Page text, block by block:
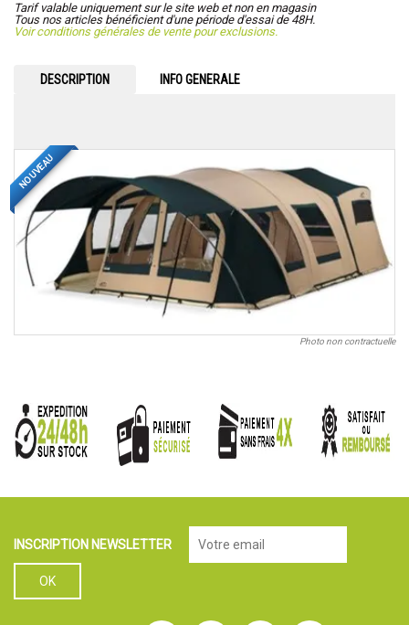
Tarif valable uniquement sur le site web et non en magasin
Tous nos articles bénéficient d'une période d'essai de 48H.
Voir conditions générales de vente pour exclusions.
DESCRIPTION INFO GENERALE
NOUVEAU
Photo non contractuelle
INSCRIPTION NEWSLETTER